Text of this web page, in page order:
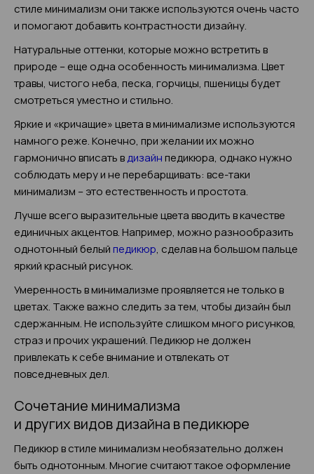
стиле минимализм они также используются очень часто
и помогают добавить контрастности дизайну.
Натуральные оттенки, которые можно встретить в
природе – еще одна особенность минимализма. Цвет
травы, чистого неба, песка, горчицы, пшеницы будет
смотреться уместно и стильно.
Яркие и «кричащие» цвета в минимализме используются
намного реже. Конечно, при желании их можно
гармонично вписать вдизайнпедикюра, однако нужно
соблюдать меру и не перебарщивать: все-таки
минимализм – это естественность и простота.
Лучше всего выразительные цвета вводить в качестве
единичных акцентов. Например, можно разнообразить
однотонный белыйпедикюр, сделав на большом пальце
яркий красный рисунок.
Умеренность в минимализме проявляется не только в
цветах. Также важно следить за тем, чтобы дизайн был
сдержанным. Не используйте слишком много рисунков,
страз и прочих украшений. Педикюр не должен
привлекать к себе внимание и отвлекать от
повседневных дел.
Сочетание минимализма
и других видов дизайна в педикюре
Педикюр в стиле минимализм необязательно должен
быть однотонным. Многие считают такое оформление